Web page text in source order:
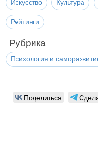
Искусство Культура
Рейтинги
Рубрика
Психология и
Поделиться